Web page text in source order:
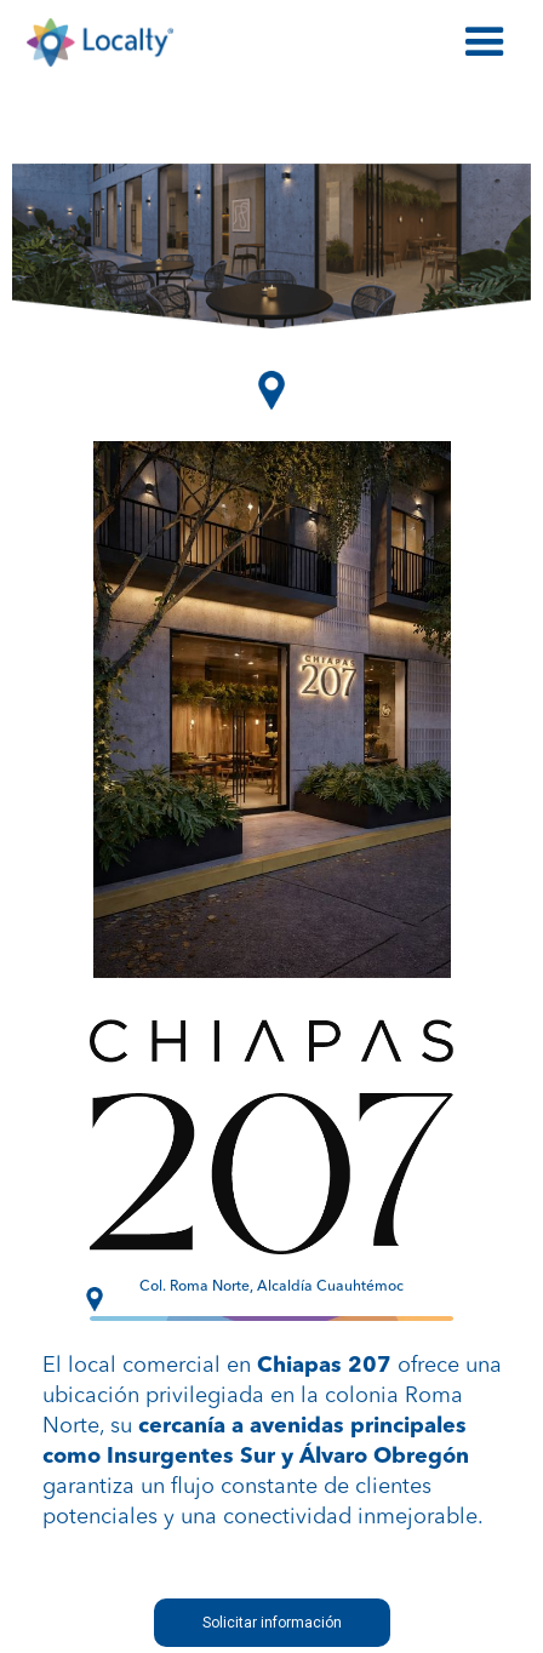
Col. Roma Norte, Alcaldía Cuauhtémoc
El local comercial en Chiapas 207 ofrece una
ubicación privilegiada en la colonia Roma
Norte, su cercanía a avenidas principales
como Insurgentes Sur y Álvaro Obregón
garantiza un flujo constante de clientes
potenciales y una conectividad inmejorable.
Solicitar información